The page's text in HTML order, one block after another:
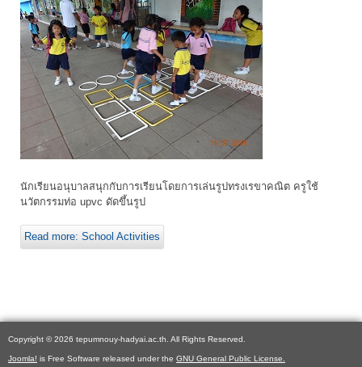
นักเรียนอนุบาลสนุกกับการเรียนโดยการเล่นรูปทรงเรขาคณิต ครูใช้
นวัตกรรมท่อ upvc ดัดขึ้นรูป
Read more: School Activities
Copyright © 2026 tepumnouy-hadyai.ac.th. All Rights Reserved.
Joomla! is Free Software released under the GNU General Public License.